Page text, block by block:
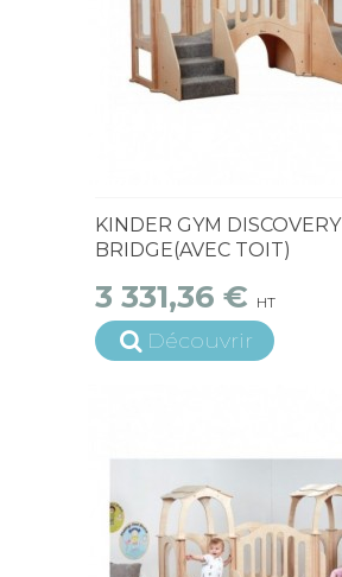
KINDER GYM DISCOVERY
BRIDGE(AVEC TOIT)
3 331,36 € HT
Découvrir